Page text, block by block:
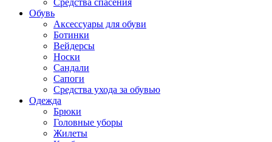
Средства спасения
Обувь
Аксессуары для обуви
Ботинки
Вейдерсы
Носки
Сандали
Сапоги
Средства ухода за обувью
Одежда
Брюки
Головные уборы
Жилеты